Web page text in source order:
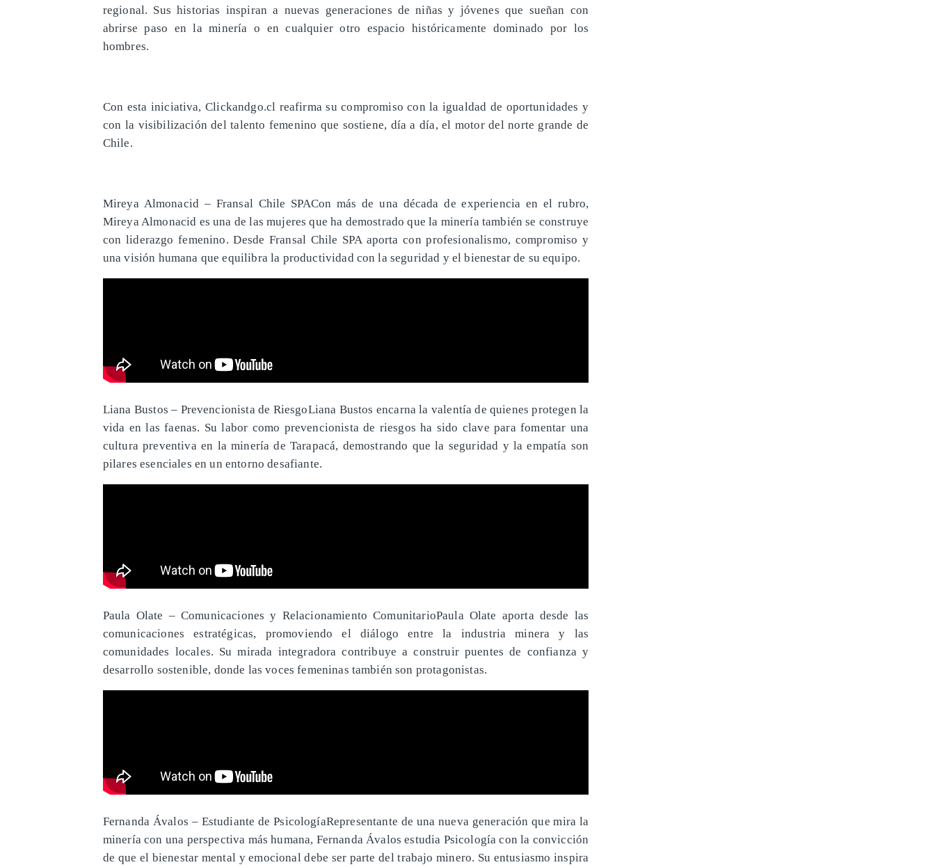
regional. Sus historias inspiran a nuevas generaciones de niñas y jóvenes que sueñan con
abrirse paso en la minería o en cualquier otro espacio históricamente dominado por los
hombres.
Con esta iniciativa, Clickandgo.cl reafirma su compromiso con la igualdad de oportunidades y
con la visibilización del talento femenino que sostiene, día a día, el motor del norte grande de
Chile.
​Mireya Almonacid – Fransal Chile SPACon más de una década de experiencia en el rubro,
Mireya Almonacid es una de las mujeres que ha demostrado que la minería también se construye
con liderazgo femenino. Desde Fransal Chile SPA aporta con profesionalismo, compromiso y
una visión humana que equilibra la productividad con la seguridad y el bienestar de su equipo.
Liana Bustos – Prevencionista de RiesgoLiana Bustos encarna la valentía de quienes protegen la
vida en las faenas. Su labor como prevencionista de riesgos ha sido clave para fomentar una
cultura preventiva en la minería de Tarapacá, demostrando que la seguridad y la empatía son
pilares esenciales en un entorno desafiante.
Paula Olate – Comunicaciones y Relacionamiento ComunitarioPaula Olate aporta desde las
comunicaciones estratégicas, promoviendo el diálogo entre la industria minera y las
comunidades locales. Su mirada integradora contribuye a construir puentes de confianza y
desarrollo sostenible, donde las voces femeninas también son protagonistas.
Fernanda Ávalos – Estudiante de PsicologíaRepresentante de una nueva generación que mira la
minería con una perspectiva más humana, Fernanda Ávalos estudia Psicología con la convicción
de que el bienestar mental y emocional debe ser parte del trabajo minero. Su entusiasmo inspira